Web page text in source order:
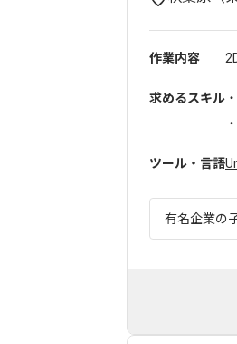
作業内容
求めるスキル
ツール・言語
有名企業の